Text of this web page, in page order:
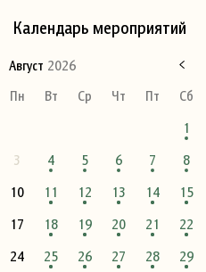
Календарь мероприятий
Август 2026
Пн
Вт Ср Чт Пт Сб
1
3
4 5 6 7 8
10
11 12 13 14 15
17
18 19 20 21 22
24
25 26 27 28 29